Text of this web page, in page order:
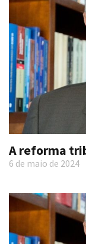
A reforma
6 de maio de 2024